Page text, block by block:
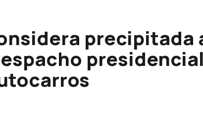
precipitada
presidencial